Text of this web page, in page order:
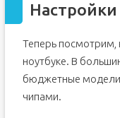
Теперь посмотрим,
ноутбуке. В
бюджетные
чипами.